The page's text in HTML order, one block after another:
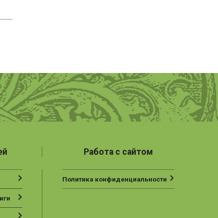
Работа с сайтом
Политика конфиденциальности